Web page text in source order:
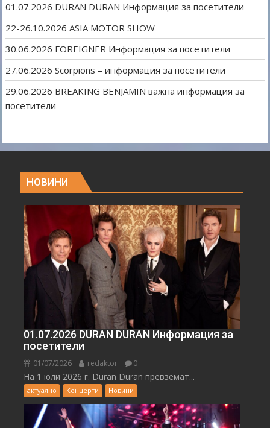
01.07.2026 DURAN DURAN Информация за посетители
22-26.10.2026 ASIA MOTOR SHOW
30.06.2026 FOREIGNER Информация за посетители
27.06.2026 Scorpions – информация за посетители
29.06.2026 BREAKING BENJAMIN важна информация за
посетители
НОВИНИ
01.07.2026 DURAN DURAN Информация за
посетители
01/07/2026 redaktor 0
На 1 юли 2026 г. Duran Duran превземат...
актуално Концерти Новини